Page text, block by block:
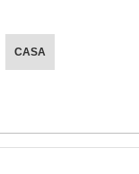
CASA